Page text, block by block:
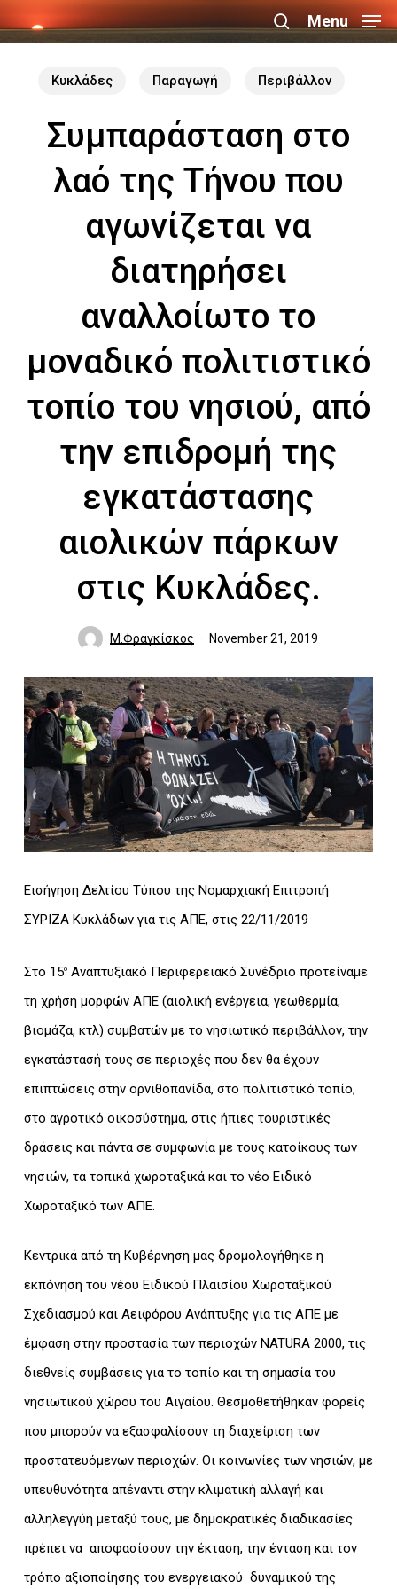
to
search
Menu
Κυκλάδες Παραγωγή Περιβάλλον
Συμπαράσταση στο
λαό της Τήνου που
αγωνίζεται να
διατηρήσει
αναλλοίωτο το
μοναδικό πολιτιστικό
τοπίο του νησιού, από
την επιδρομή της
εγκατάστασης
αιολικών πάρκων
στις Κυκλάδες.
Μ.Φραγκίσκος November 21, 2019
Εισήγηση Δελτίου Τύπου της Νομαρχιακή Επιτροπή
ΣΥΡΙΖΑ Κυκλάδων για τις ΑΠΕ, στις 22/11/2019
Στο 15οΑναπτυξιακό Περιφερειακό Συνέδριο προτείναμε
τη χρήση μορφών ΑΠΕ (αιολική ενέργεια, γεωθερμία,
βιομάζα, κτλ) συμβατών με το νησιωτικό περιβάλλον, την
εγκατάστασή τους σε περιοχές που δεν θα έχουν
επιπτώσεις στην ορνιθοπανίδα, στο πολιτιστικό τοπίο,
στο αγροτικό οικοσύστημα, στις ήπιες τουριστικές
δράσεις και πάντα σε συμφωνία με τους κατοίκους των
νησιών, τα τοπικά χωροταξικά και το νέο Ειδικό
Χωροταξικό των ΑΠΕ.
Κεντρικά από τη Κυβέρνηση μας δρομολογήθηκε η
εκπόνηση του νέου Ειδικού Πλαισίου Χωροταξικού
Σχεδιασμού και Αειφόρου Ανάπτυξης για τις ΑΠΕ με
έμφαση στην προστασία των περιοχών NATURA 2000, τις
διεθνείς συμβάσεις για το τοπίο και τη σημασία του
νησιωτικού χώρου του Αιγαίου. Θεσμοθετήθηκαν φορείς
που μπορούν να εξασφαλίσουν τη διαχείριση των
προστατευόμενων περιοχών. Οι κοινωνίες των νησιών, με
υπευθυνότητα απέναντι στην κλιματική αλλαγή και
αλληλεγγύη μεταξύ τους, με δημοκρατικές διαδικασίες
πρέπει να αποφασίσουν την έκταση, την ένταση και τον
τρόπο αξιοποίησης του ενεργειακού δυναμικού της